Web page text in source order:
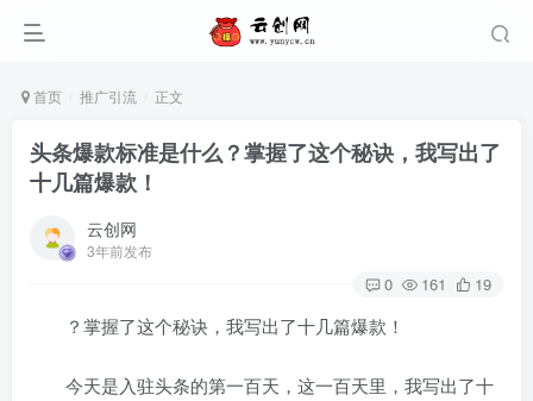
首页 推广引流 正文
头条爆款标准是什么？掌握了这个秘诀，我写出了
十几篇爆款！
云创网
3年前发布
0 161 19
？掌握了这个秘诀，我写出了十几篇爆款！
今天是入驻头条的第一百天，这一百天里，我写出了十